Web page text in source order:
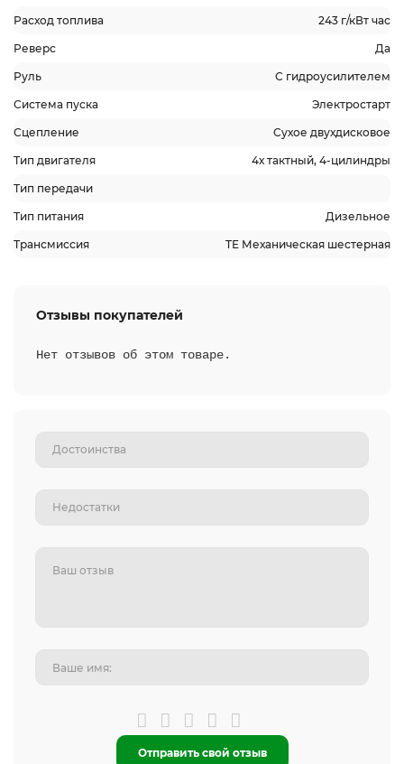
Расход топлива 243 г/кВт час
Реверс Да
Руль С гидроусилителем
Система пуска Электростарт
Сцепление Сухое двухдисковое
Тип двигателя 4х тактный, 4-цилиндры
Тип передачи
Тип питания Дизельное
Трансмиссия TE Механическая шестерная
Отзывы покупателей
Нет отзывов об этом товаре.
Отправить свой отзыв